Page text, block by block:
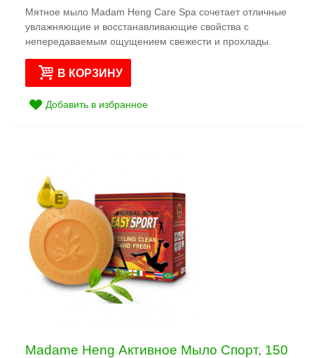
Мятное мыло Madam Heng Care Spa сочетает отличные
увлажняющие и восстанавливающие свойства с
непередаваемым ощущением свежести и прохлады.
В КОРЗИНУ
Добавить в избранное
Madame Heng Активное Мыло Спорт, 150